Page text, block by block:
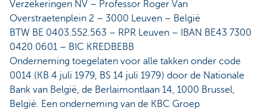
Verzekeringen NV – Professor Roger Van
Overstraetenplein 2 – 3000 Leuven – België
BTW BE 0403.552.563 – RPR Leuven – IBAN BE43 7300
0420 0601 – BIC KREDBEBB
Onderneming toegelaten voor alle takken onder code
0014 (KB 4 juli 1979, BS 14 juli 1979) door de Nationale
Bank van België, de Berlaimontlaan 14, 1000 Brussel,
België. Een onderneming van de KBC Groep